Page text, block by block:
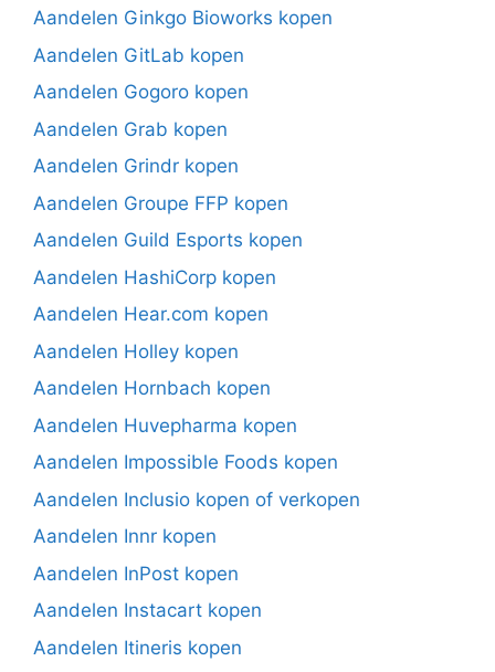
Aandelen Ginkgo Bioworks kopen
Aandelen GitLab kopen
Aandelen Gogoro kopen
Aandelen Grab kopen
Aandelen Grindr kopen
Aandelen Groupe FFP kopen
Aandelen Guild Esports kopen
Aandelen HashiCorp kopen
Aandelen Hear.com kopen
Aandelen Holley kopen
Aandelen Hornbach kopen
Aandelen Huvepharma kopen
Aandelen Impossible Foods kopen
Aandelen Inclusio kopen of verkopen
Aandelen Innr kopen
Aandelen InPost kopen
Aandelen Instacart kopen
Aandelen Itineris kopen